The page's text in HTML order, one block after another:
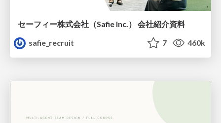
セーフィー株式会社（Safie Inc.） 会社紹介資料
safie_recruit
7 460k